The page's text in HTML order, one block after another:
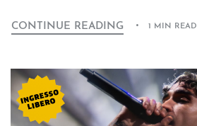
CONTINUE READING 1 MIN READ